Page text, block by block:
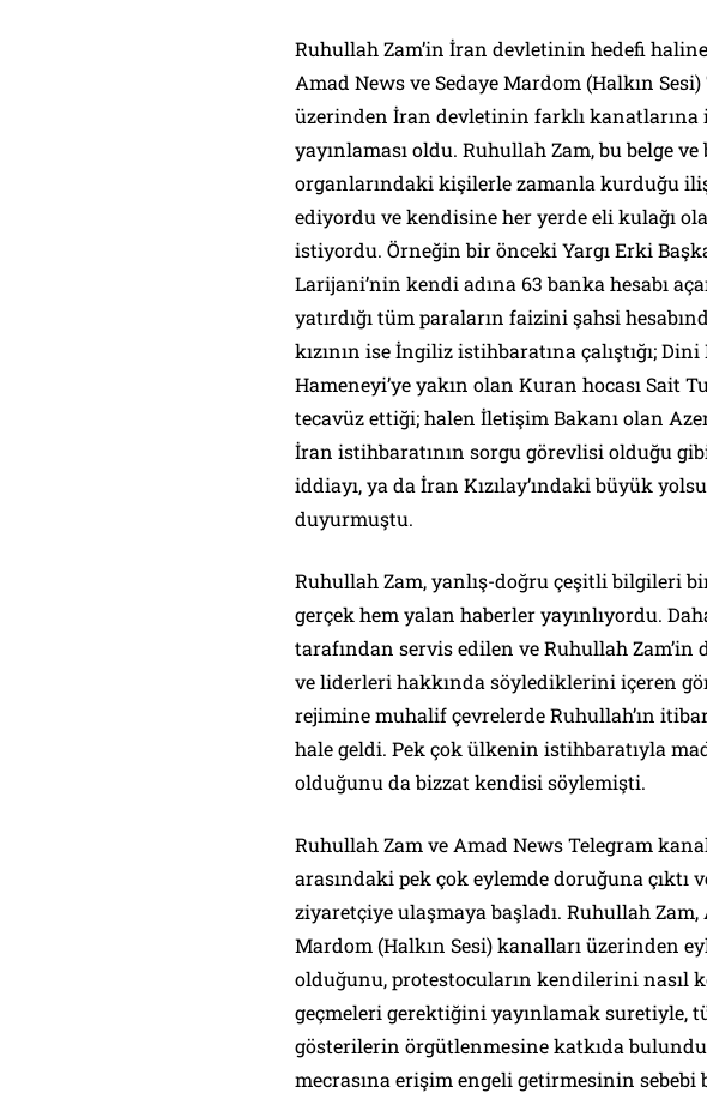
Ruhullah Zam’in İran devletinin hedefi
Amad News ve Sedaye Mardom (Halkın
üzerinden İran devletinin farklı
yayınlaması oldu. Ruhullah Zam, bu belge
organlarındaki kişilerle zamanla kurduğu
ediyordu ve kendisine her yerde eli kulağı
istiyordu. Örneğin bir önceki Yargı Erki
Larijani’nin kendi adına 63 banka hesabı
yatırdığı tüm paraların faizini şahsi
kızının ise İngiliz istihbaratına çalıştığı;
Hameneyi’ye yakın olan Kuran hocası Sait
tecavüz ettiği; halen İletişim Bakanı olan
İran istihbaratının sorgu görevlisi olduğu
iddiayı, ya da İran Kızılay’ındaki büyük
duyurmuştu.
Ruhullah Zam, yanlış-doğru çeşitli bilgileri
gerçek hem yalan haberler yayınlıyordu.
tarafından servis edilen ve Ruhullah
ve liderleri hakkında söylediklerini içeren
rejimine muhalif çevrelerde Ruhullah’ın
hale geldi. Pek çok ülkenin istihbaratıyla
olduğunu da bizzat kendisi söylemişti.
Ruhullah Zam ve Amad News Telegram
arasındaki pek çok eylemde doruğuna çıktı
ziyaretçiye ulaşmaya başladı. Ruhullah Zam,
Mardom (Halkın Sesi) kanalları üzerinden
olduğunu, protestocuların kendilerini nasıl
geçmeleri gerektiğini yayınlamak suretiyle,
gösterilerin örgütlenmesine katkıda
mecrasına erişim engeli getirmesinin sebebi